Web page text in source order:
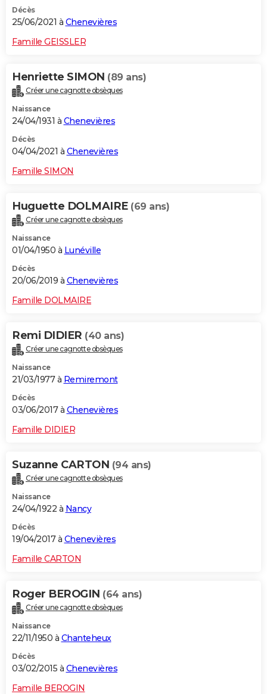
Décès
25/06/2021 à Chenevières
Famille GEISSLER
Henriette SIMON (89 ans)
Créer une cagnotte obsèques
Naissance
24/04/1931 à Chenevières
Décès
04/04/2021 à Chenevières
Famille SIMON
Huguette DOLMAIRE (69 ans)
Créer une cagnotte obsèques
Naissance
01/04/1950 à Lunéville
Décès
20/06/2019 à Chenevières
Famille DOLMAIRE
Remi DIDIER (40 ans)
Créer une cagnotte obsèques
Naissance
21/03/1977 à Remiremont
Décès
03/06/2017 à Chenevières
Famille DIDIER
Suzanne CARTON (94 ans)
Créer une cagnotte obsèques
Naissance
24/04/1922 à Nancy
Décès
19/04/2017 à Chenevières
Famille CARTON
Roger BEROGIN (64 ans)
Créer une cagnotte obsèques
Naissance
22/11/1950 à Chanteheux
Décès
03/02/2015 à Chenevières
Famille BEROGIN